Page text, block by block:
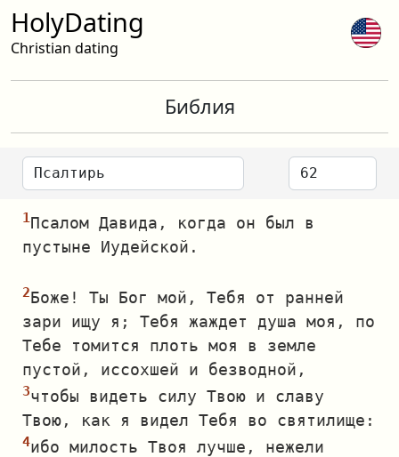
HolyDating
Christian dating
Библия
Псалом Давида, когда он был в
пустыне Иудейской.
Боже! Ты Бог мой, Тебя от ранней
зари ищу я; Тебя жаждет душа моя, по
Тебе томится плоть моя в земле
пустой, иссохшей и безводной,
чтобы видеть силу Твою и славу
Твою, как я видел Тебя во святилище:
ибо милость Твоя лучше, нежели